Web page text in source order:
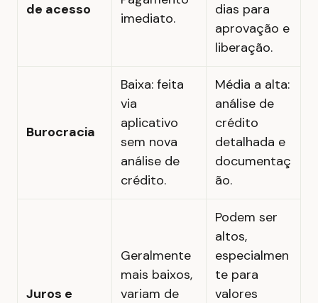
de acesso
imediato.
dias para
aprovação e
liberação.
Burocracia
Baixa: feita
via
aplicativo
sem nova
análise de
crédito.
Média a alta:
análise de
crédito
detalhada e
documentaç
ão.
Juros e
Geralmente
mais baixos,
variam de
Podem ser
altos,
especialmen
te para
valores